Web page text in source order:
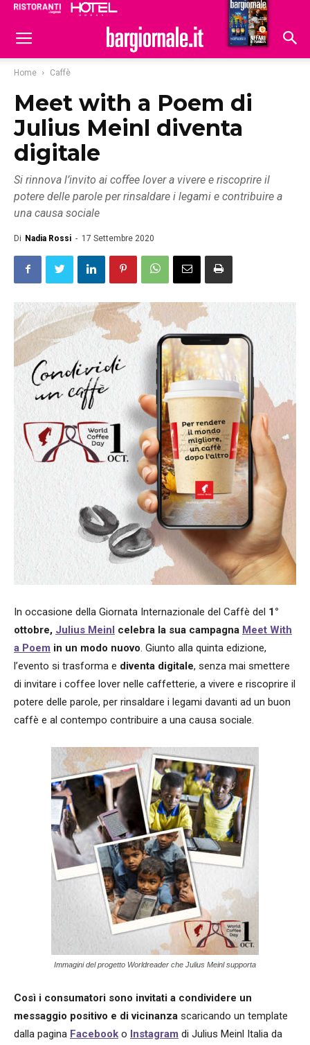
Hoteldomani
Home Caffè
Meet with a Poem di
Julius Meinl diventa
digitale
Si rinnova l’invito ai coffee lover a vivere e riscoprire il
potere delle parole per rinsaldare i legami e contribuire a
una causa sociale
Di Nadia Rossi - 17 Settembre 2020
In occasione della Giornata Internazionale del Caffè del 1°
ottobre, Julius Meinl celebra la sua campagna Meet With
a Poem in un modo nuovo. Giunto alla quinta edizione,
l’evento si trasforma e diventa digitale, senza mai smettere
di invitare i coffee lover nelle caffetterie, a vivere e riscoprire il
potere delle parole, per rinsaldare i legami davanti ad un buon
caffè e al contempo contribuire a una causa sociale.
Immagini del progetto Worldreader che Julius Meinl supporta
Così i consumatori sono invitati a condividere un
messaggio positivo e di vicinanza scaricando un template
dalla pagina Facebook o Instagram di Julius Meinl Italia da